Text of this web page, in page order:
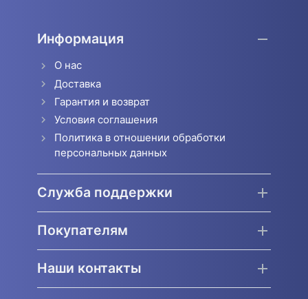
Информация
О нас
Доставка
Гарантия и возврат
Условия соглашения
Политика в отношении обработки
персональных данных
Служба поддержки
Покупателям
Наши контакты